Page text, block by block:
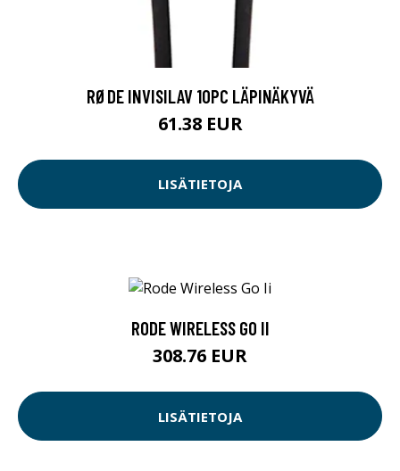
RØDE INVISILAV 10PC LÄPINÄKYVÄ
61.38 EUR
LISÄTIETOJA
RODE WIRELESS GO II
308.76 EUR
LISÄTIETOJA